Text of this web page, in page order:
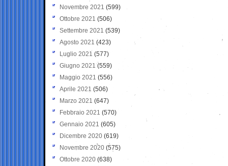
Novembre 2021 (599)
Ottobre 2021 (506)
Settembre 2021 (539)
Agosto 2021 (423)
Luglio 2021 (577)
Giugno 2021(559)
Maggio 2021 (556)
Aprile 2021 (506)
Marzo 2021 (647)
Febbraio 2021 (570)
Gennaio 2021 (605)
Dicembre 2020 (619)
Novembre 2020 (575)
Ottobre 2020 (638)